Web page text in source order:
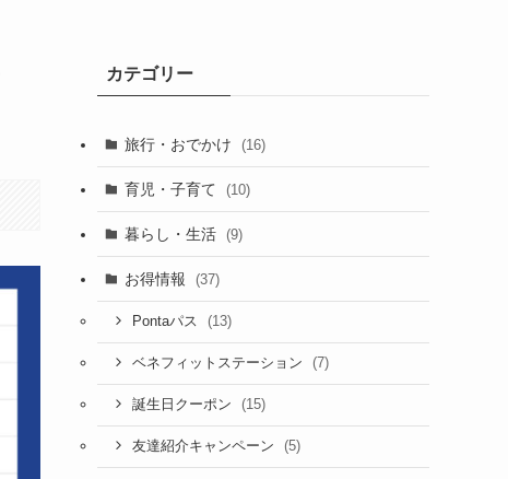
カテゴリー
旅行・おでかけ (16)
育児・子育て (10)
暮らし・生活 (9)
お得情報 (37)
Pontaパス (13)
ベネフィットステーション (7)
誕生日クーポン (15)
友達紹介キャンペーン (5)